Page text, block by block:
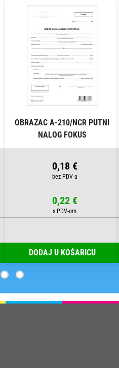
OBRAZAC A-210/NCR PUTNI
NALOG FOKUS
0,18 €
0,22 €
DODAJ U KOŠARICU